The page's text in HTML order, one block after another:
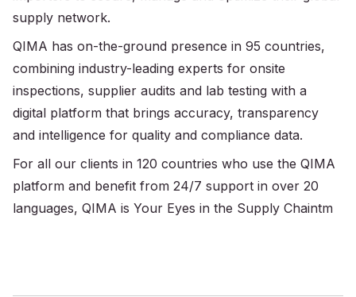
supply network.
QIMA has on-the-ground presence in 95 countries,
combining industry-leading experts for onsite
inspections, supplier audits and lab testing with a
digital platform that brings accuracy, transparency
and intelligence for quality and compliance data.
For all our clients in 120 countries who use the QIMA
platform and benefit from 24/7 support in over 20
languages, QIMA is Your Eyes in the Supply Chaintm